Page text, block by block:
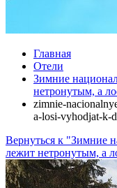
Главная
Отели
Зимние
нетронутым, а
zimnie-
a-losi-vyhodjat-k-
Вернуться к "Зимние
лежит нетронутым, а